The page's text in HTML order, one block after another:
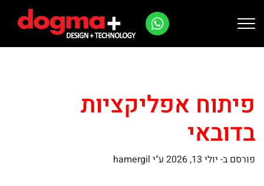
פיתוח אפליקציות
בדובאי
פורסם ב- יולי 13, 2026 ע"י hamergil